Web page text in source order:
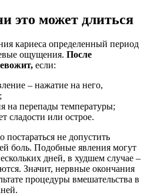
это может длиться
кариеса определенный период
ощущения. После
если:
– нажатие на него,
на перепады температуры;
сладости или острое.
постараться не допустить
боль. Подобные явления могут
дней, в худшем случае –
Значит, нервные окончания
процедуры вмешательства в